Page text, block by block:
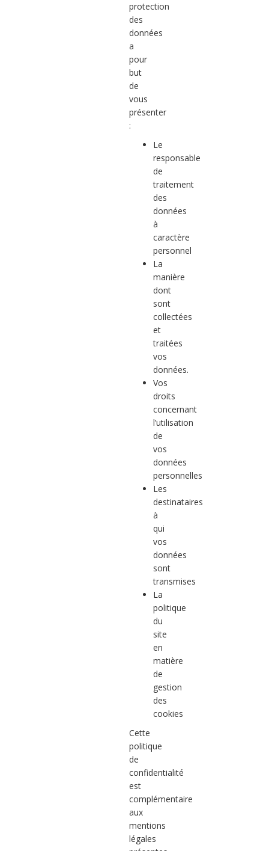
protection
des
données
a
pour
but
de
vous
présenter
:
Le
responsable
de
traitement
des
données
à
caractère
personnel
La
manière
dont
sont
collectées
et
traitées
vos
données.
Vos
droits
concernant
l’utilisation
de
vos
données
personnelles
Les
destinataires
à
qui
vos
données
sont
transmises
La
politique
du
site
en
matière
de
gestion
des
cookies
Cette
politique
de
confidentialité
est
complémentaire
aux
mentions
légales